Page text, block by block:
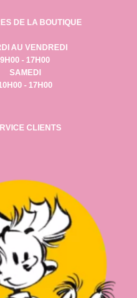
DE LA BOUTIQUE
AU VENDREDI
9H00 - 17H00
SAMEDI
- 17H00
CLIENTS